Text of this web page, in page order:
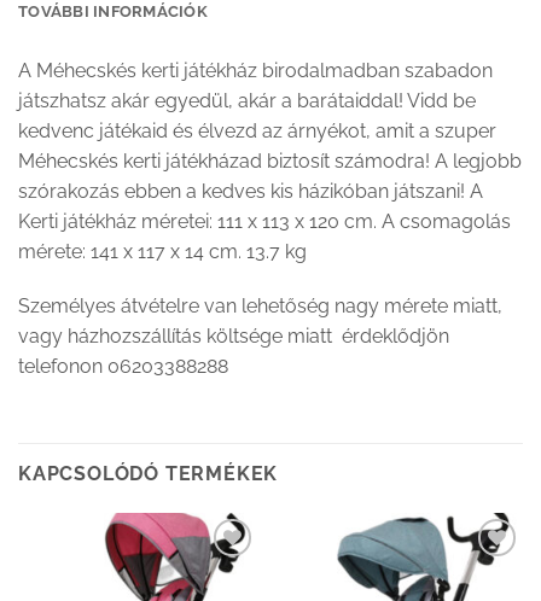
TOVÁBBI INFORMÁCIÓK
A Méhecskés kerti játékház birodalmadban szabadon
játszhatsz akár egyedül, akár a barátaiddal! Vidd be
kedvenc játékaid és élvezd az árnyékot, amit a szuper
Méhecskés kerti játékházad biztosít számodra! A legjobb
szórakozás ebben a kedves kis házikóban játszani! A
Kerti játékház méretei: 111 x 113 x 120 cm. A csomagolás
mérete: 141 x 117 x 14 cm. 13.7 kg
Személyes átvételre van lehetőség nagy mérete miatt,
vagy házhozszállítás költsége miatt érdeklődjön
telefonon 06203388288
KAPCSOLÓDÓ TERMÉKEK
Kedvenceimhez
adom
Kedvenceimhez
adom